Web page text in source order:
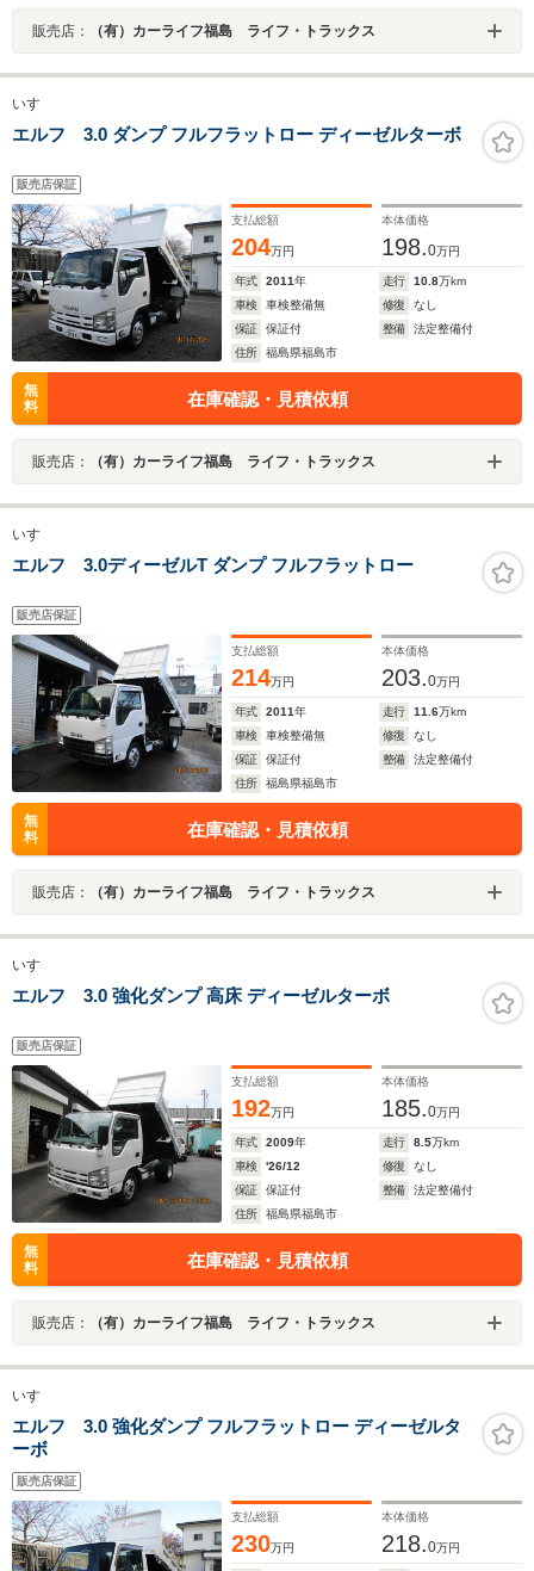
販売店： （有）カーライフ福島 ライフ・トラックス
いすゞ
エルフ 3.0 ダンプ フルフラットロー ディーゼルターボ
販売店保証
支払総額
204万円
本体価格
198.0万円
年式 2011年 走行 10.8万km
車検
車検整備無 修復
なし
保証
保証付 整備
法定整備付
住所
福島県福島市
無
料
在庫確認・見積依頼
販売店： （有）カーライフ福島 ライフ・トラックス
いすゞ
エルフ 3.0ディーゼルT ダンプ フルフラットロー
販売店保証
支払総額
214万円
本体価格
203.0万円
年式 2011年 走行 11.6万km
車検
車検整備無 修復
なし
保証
保証付 整備
法定整備付
住所
福島県福島市
無
料
在庫確認・見積依頼
販売店： （有）カーライフ福島 ライフ・トラックス
いすゞ
エルフ 3.0 強化ダンプ 高床 ディーゼルターボ
販売店保証
支払総額
192万円
本体価格
185.0万円
年式 2009年 走行 8.5万km
車検
'26/12 修復
なし
保証
保証付 整備
法定整備付
住所
福島県福島市
無
料
在庫確認・見積依頼
販売店： （有）カーライフ福島 ライフ・トラックス
いすゞ
エルフ 3.0 強化ダンプ フルフラットロー ディーゼルタ
ーボ
販売店保証
支払総額
230万円
本体価格
218.0万円